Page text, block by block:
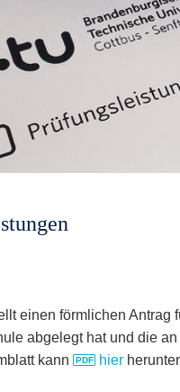
einen förmlichen Antrag
abgelegt hat und die
kann
hier